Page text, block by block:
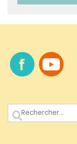
Rechercher :